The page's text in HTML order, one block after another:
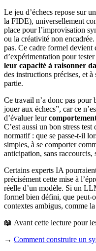
Le jeu d’échecs repose sur
la FIDE), universellement
place pour l’improvisation
ou la créativité non
pas. Ce cadre formel devient
d’expérimentation pour
leur capacité à raisonner
des instructions précises, et à
partie.
Ce travail n’a donc pas
jouer aux échecs”, car ce
d’évaluer leur
C’est aussi un bon stress
normatif : que se passe-t-il
simples, à se comporter
anticipation, sans raccourcis,
Certains experts IA
précisément cette mise à
réelle d’un modèle. Si un
formel bien défini, que peut-
contextes ambigus, comme
📖 Avant cette lecture pour
→ Comment construire un